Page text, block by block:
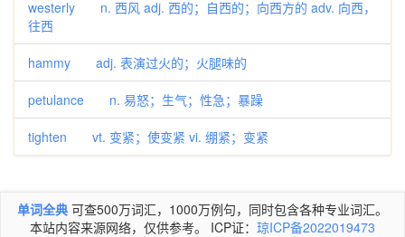
westerly n. 西风 adj. 西的；自西的；向西方的 adv. 向西，
往西
hammy adj. 表演过火的；火腿味的
petulance n. 易怒；生气；性急；暴躁
tighten vt. 变紧；使变紧 vi. 绷紧；变紧
单词全典 可查500万词汇，1000万例句，同时包含各种专业词汇。
本站内容来源网络，仅供参考。 ICP证： 琼ICP备2022019473